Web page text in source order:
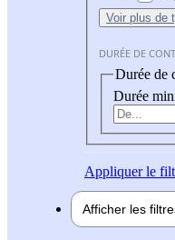
Voir plus de
DURÉE DE
Durée de
Durée
Appliquerle
Afficher les